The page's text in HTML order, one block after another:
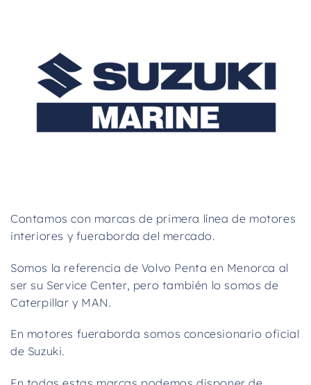
Contamos con marcas de primera línea de motores
interiores y fueraborda del mercado.
Somos la referencia de Volvo Penta en Menorca al
ser su Service Center, pero también lo somos de
Caterpillar y MAN.
En motores fueraborda somos concesionario oficial
de Suzuki.